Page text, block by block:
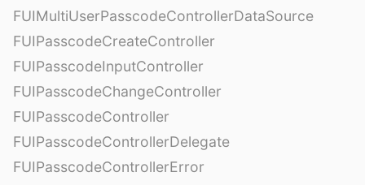
FUIMultiUserPasscodeControllerDataSource
FUIPasscodeCreateController
FUIPasscodeInputController
FUIPasscodeChangeController
FUIPasscodeController
FUIPasscodeControllerDelegate
FUIPasscodeControllerError